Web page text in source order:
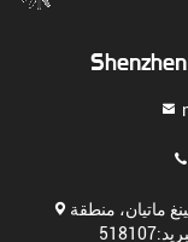
ماتيان، منطقة